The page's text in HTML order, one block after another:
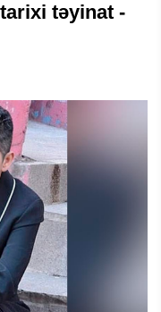
təyinat -